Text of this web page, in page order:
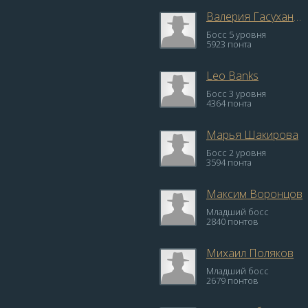
Валерия Гасуханова
Босс 5 уровня
5923 понта
Leo Banks
Босс 3 уровня
4364 понта
Марья Шакирова
Босс 2 уровня
3594 понта
Максим Воронцов
Младший босс
2840 понтов
Михаил Поляков
Младший босс
2679 понтов